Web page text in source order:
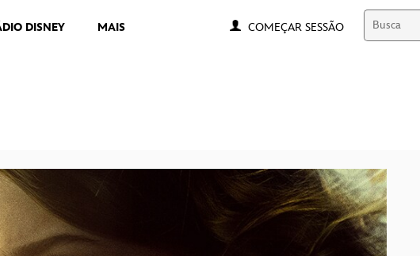
DISNEY MAIS COMEÇAR SESSÃO